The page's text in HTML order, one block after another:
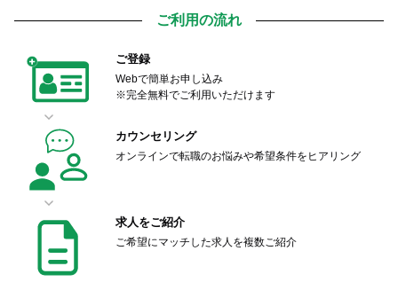
ご利用の流れ
ご登録
Webで簡単お申し込み
※完全無料でご利用いただけます
カウンセリング
オンラインで転職のお悩みや希望条件をヒアリング
求人をご紹介
ご希望にマッチした求人を複数ご紹介